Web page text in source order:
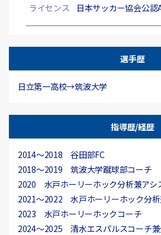
ライセンス 日本サッカー協会公
選手歴
日立第一高校→筑波大学
指導歴/経歴
2014〜2018 谷田部FC
2018〜2019 筑波大学蹴球部コーチ
2020 水戸ホーリーホック分析兼アシ
2021〜2022 水戸ホーリーホック分
2023 水戸ホーリーホックコーチ
2024〜2025 清水エスパルスコーチ